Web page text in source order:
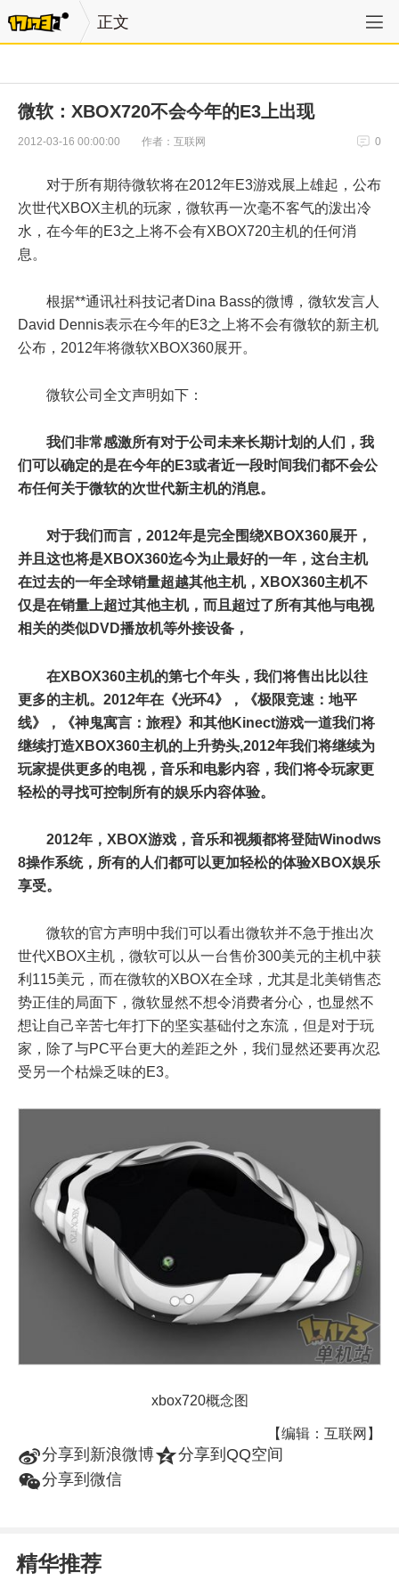
正文
微软：XBOX720不会今年的E3上出现
2012-03-16 00:00:00 作者：互联网 0
对于所有期待微软将在2012年E3游戏展上雄起，公布
次世代XBOX主机的玩家，微软再一次毫不客气的泼出冷
水，在今年的E3之上将不会有XBOX720主机的任何消
息。
根据**通讯社科技记者Dina Bass的微博，微软发言人
David Dennis表示在今年的E3之上将不会有微软的新主机
公布，2012年将微软XBOX360展开。
微软公司全文声明如下：
我们非常感激所有对于公司未来长期计划的人们，我
们可以确定的是在今年的E3或者近一段时间我们都不会公
布任何关于微软的次世代新主机的消息。
对于我们而言，2012年是完全围绕XBOX360展开，
并且这也将是XBOX360迄今为止最好的一年，这台主机
在过去的一年全球销量超越其他主机，XBOX360主机不
仅是在销量上超过其他主机，而且超过了所有其他与电视
相关的类似DVD播放机等外接设备，
在XBOX360主机的第七个年头，我们将售出比以往
更多的主机。2012年在《光环4》，《极限竞速：地平
线》，《神鬼寓言：旅程》和其他Kinect游戏一道我们将
继续打造XBOX360主机的上升势头,2012年我们将继续为
玩家提供更多的电视，音乐和电影内容，我们将令玩家更
轻松的寻找可控制所有的娱乐内容体验。
2012年，XBOX游戏，音乐和视频都将登陆Winodws
8操作系统，所有的人们都可以更加轻松的体验XBOX娱乐
享受。
微软的官方声明中我们可以看出微软并不急于推出次
世代XBOX主机，微软可以从一台售价300美元的主机中获
利115美元，而在微软的XBOX在全球，尤其是北美销售态
势正佳的局面下，微软显然不想令消费者分心，也显然不
想让自己辛苦七年打下的坚实基础付之东流，但是对于玩
家，除了与PC平台更大的差距之外，我们显然还要再次忍
受另一个枯燥乏味的E3。
xbox720概念图
【编辑：互联网】
t分享到新浪微博z分享到QQ空间
w分享到微信
精华推荐